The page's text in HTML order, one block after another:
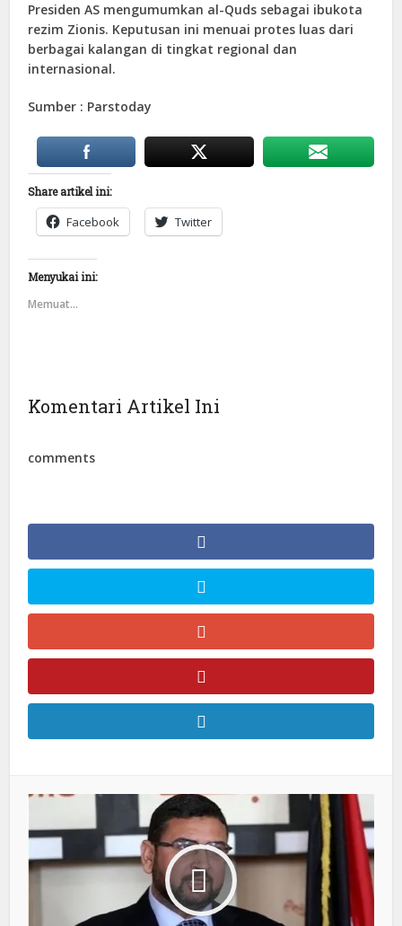
Presiden AS mengumumkan al-Quds sebagai ibukota
rezim Zionis. Keputusan ini menuai protes luas dari
berbagai kalangan di tingkat regional dan
internasional.
Sumber : Parstoday
Share artikel ini:
Facebook Twitter
Menyukai ini:
Memuat...
Komentari Artikel Ini
comments